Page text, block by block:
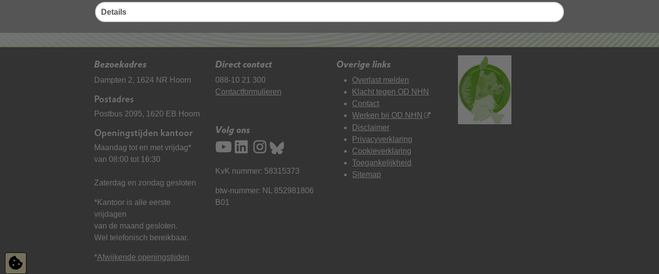
Details
Bezoekadres
Dampten 2, 1624 NR Hoorn
Postadres
Postbus 2095, 1620 EB Hoorn
Openingstijden kantoor
Maandag tot en met vrijdag*
van 08:00 tot 16:30
Zaterdag en zondag gesloten
*Kantoor is alle eerste
vrijdagen
van de maand gesloten.
Wel telefonisch bereikbaar.
*Afwijkende openingstijden
Direct contact
088-10 21 300
Contactformulieren
Volg ons
KvK nummer: 58315373
btw-nummer: NL 852981806
B01
Overige links
Overlast melden
Klacht tegen OD NHN
Contact
Werken bij OD NHN
Disclaimer
Privacyverklaring
Cookieverklaring
Toegankelijkheid
Sitemap